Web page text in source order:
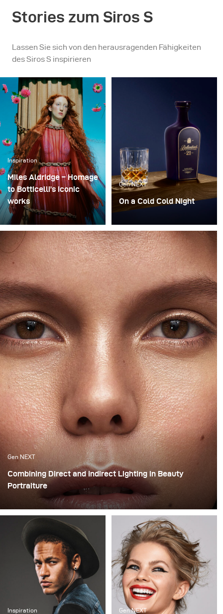
Stories zum Siros S
Lassen Sie sich von den herausragenden Fähigkeiten
des Siros S inspirieren
Inspiration
Miles Aldridge – Homage
to Botticelli’s iconic
works
The idea of this shoot
was for the model to be
featured in scenarios
that depict Botticelli’s
work and become my
homage to his paintings.
The images would then
feature in a nine-page
editorial spread. The
shoot took place in
London and involved an
elaborate set for each
look.
Gen NEXT
Combining Direct and Indirect Lighting in Beauty
Portraiture
The use of indirect lighting has become quite popular
among photographers in the past year. Many
photographers and clients have grown tired of the direct
flashed photography look that we are all so familiar
with and have opted for more real and natural looking
lighting alternatives.
Gen NEXT
On a Cold Cold Night
chance to photograph a
rare bottle of whiskey,
how can you refuse the
offer?
Inspiration Gen NEXT